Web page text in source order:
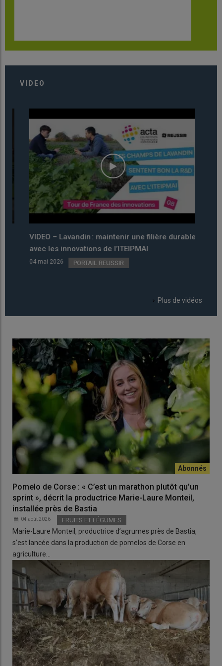
VIDEO
VIDEO – Lavandin : maintenir une filière durable
avec les innovations de l’ITEIPMAI
04 mai 2026 PORTAIL REUSSIR
Plus de vidéos
Pomelo de Corse : « C’est un marathon plutôt qu’un
sprint », décrit la productrice Marie-Laure Monteil,
installée près de Bastia
04 août 2026 FRUITS ET LÉGUMES
Marie-Laure Monteil, productrice d’agrumes près de Bastia,
s’est lancée dans la production de pomelos de Corse en
agriculture…